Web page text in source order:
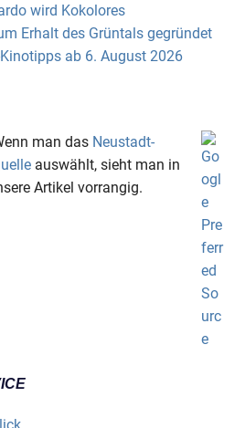
wird Kokolores
Erhalt des Grüntals gegründet
ab 6. August 2026
man das Neustadt-
auswählt, sieht man in
Artikel vorrangig.